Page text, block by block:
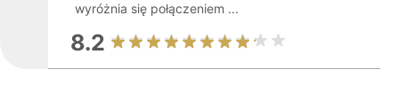
wyróżnia się połączeniem ...
8.2